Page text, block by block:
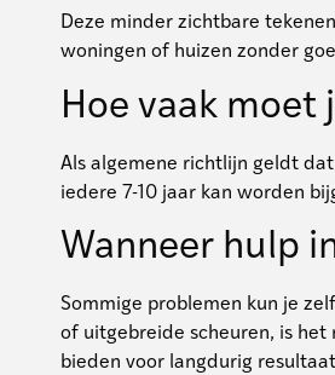
Deze minder zichtbare
woningen of huizen zonder
Hoe vaak moet
Als algemene richtlijn geldt
iedere 7-10 jaar kan worden
Wanneer hulp
Sommige problemen kun je
of uitgebreide scheuren, is het
bieden voor langdurig